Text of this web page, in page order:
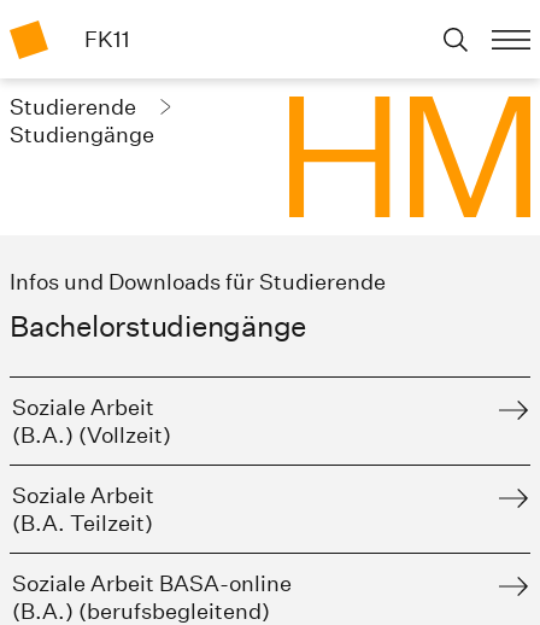
FK11
Studierende
Studiengänge
Infos und Downloads für Studierende
Bachelorstudiengänge
Soziale Arbeit
(B.A.) (Vollzeit)
Soziale Arbeit
(B.A. Teilzeit)
Soziale Arbeit BASA-online
(B.A.) (berufsbegleitend)